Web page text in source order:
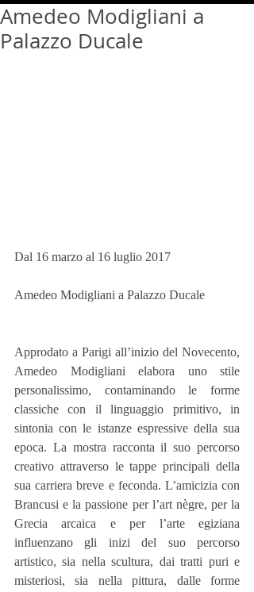
Amedeo Modigliani a
Palazzo Ducale
Dal 16 marzo al 16 luglio 2017
Amedeo Modigliani a Palazzo Ducale
Approdato a Parigi all’inizio del Novecento,
Amedeo Modigliani elabora uno stile
personalissimo, contaminando le forme
classiche con il linguaggio primitivo, in
sintonia con le istanze espressive della sua
epoca. La mostra racconta il suo percorso
creativo attraverso le tappe principali della
sua carriera breve e feconda. L’amicizia con
Brancusi e la passione per l’art nègre, per la
Grecia arcaica e per l’arte egiziana
influenzano gli inizi del suo percorso
artistico, sia nella scultura, dai tratti puri e
misteriosi, sia nella pittura, dalle forme